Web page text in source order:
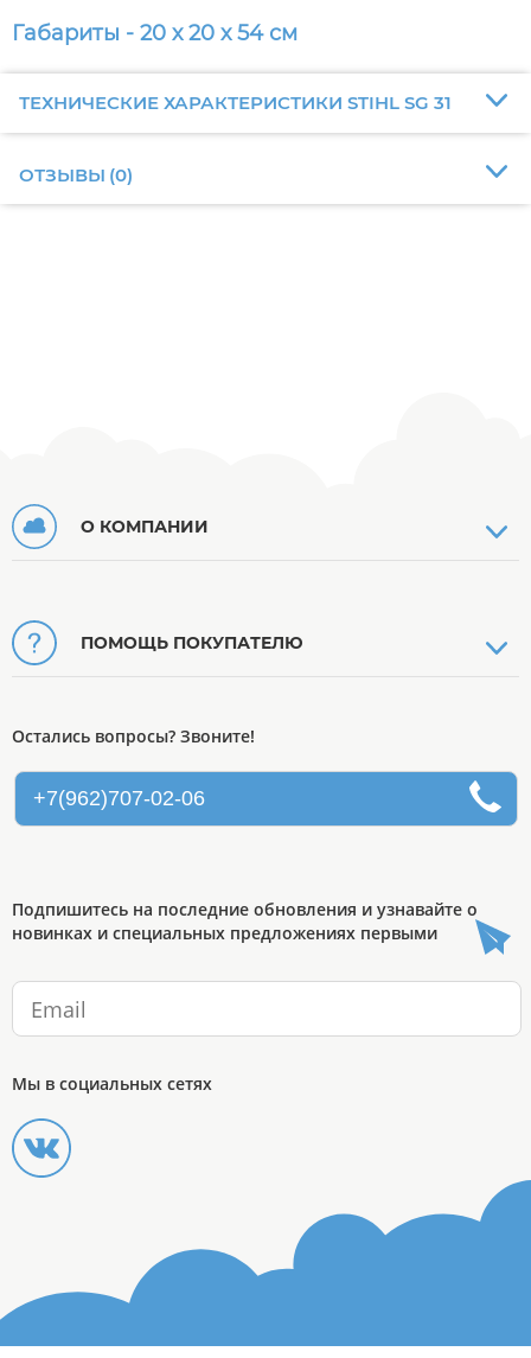
Габариты - 20 х 20 х 54 см
ТЕХНИЧЕСКИЕ ХАРАКТЕРИСТИКИ STIHL SG 31
ОТЗЫВЫ (0)
О КОМПАНИИ
ПОМОЩЬ ПОКУПАТЕЛЮ
Остались вопросы? Звоните!
+7(962)707-02-06
Подпишитесь на последние обновления и узнавайте о
новинках и специальных предложениях первыми
Мы в социальных сетях